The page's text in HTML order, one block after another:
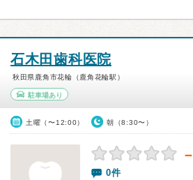
石木田歯科医院
秋田県鹿角市花輪（鹿角花輪駅）
駐車場あり
土曜（〜12:00） 朝（8:30〜）
－
0件